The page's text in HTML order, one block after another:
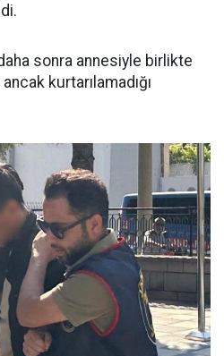
sonra annesiyle birlikte
kurtarılamadığı